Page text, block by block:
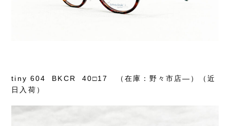
tiny 604 BKCR 40□17 （在庫：野々市店―）（近
日入荷）